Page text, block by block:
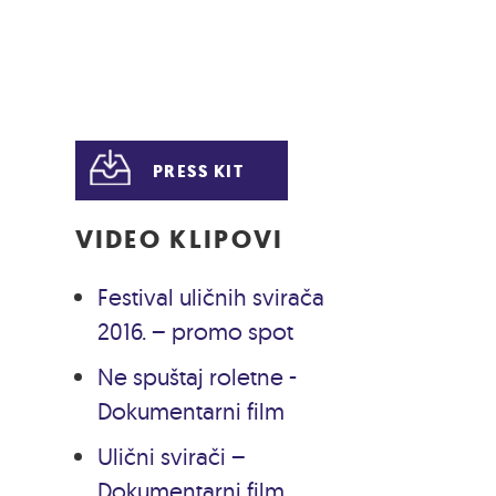
PRESS KIT
VIDEO KLIPOVI
Festival uličnih svirača
2016. – promo spot
Ne spuštaj roletne -
Dokumentarni film
Ulični svirači –